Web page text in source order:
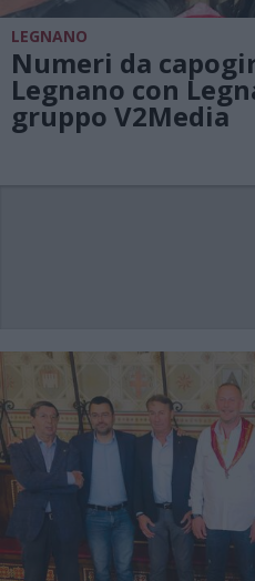
LEGNANO
Numeri da
Legnano con
gruppo V2Media